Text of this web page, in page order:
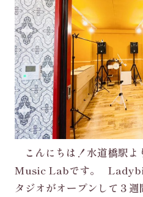
こんにちは！水道橋駅
Music Labです。
タジオがオープンして３